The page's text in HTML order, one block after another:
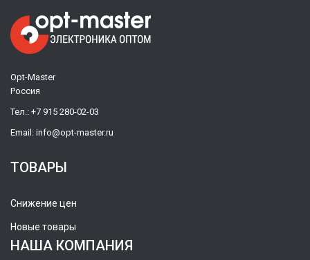
Opt-Master
Россия
Тел.: +7 915 280-02-03
Email: info@opt-master.ru
ТОВАРЫ
Снижение цен
Новые товары
НАША КОМПАНИЯ